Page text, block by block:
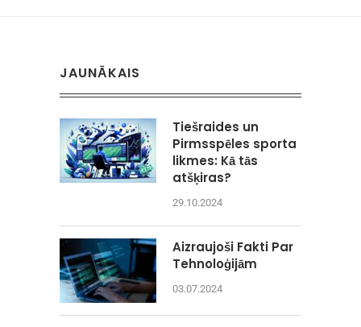
JAUNĀKAIS
Tiešraides un
Pirmsspēles sporta
likmes: Kā tās
atšķiras?
29.10.2024
Aizraujoši Fakti Par
Tehnoloģijām
03.07.2024